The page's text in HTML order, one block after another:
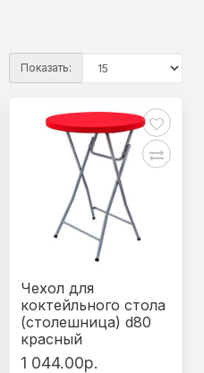
Показать:
Чехол для
коктейльного стола
(столешница) d80
красный
1 044.00р.